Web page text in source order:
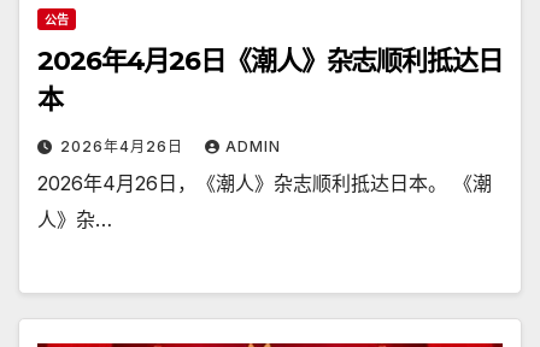
公告
2026年4月26日《潮人》杂志顺利抵达日
本
2026年4月26日 ADMIN
2026年4月26日，《潮人》杂志顺利抵达日本。 《潮
人》杂…